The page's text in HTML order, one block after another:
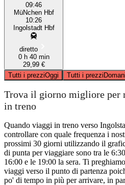
09:46
MüNchen Hbf
10:26
Ingolstadt Hbf
diretto
0 h 40 min
29,99 €
Tutti i prezziOggi Tutti i prezziDomani
Trova il giorno migliore per
in treno
Quando viaggi in treno verso
controllare con quale frequenza i
prossimi 30 giorni utilizzando il
di punta per viaggiare sono tra le
16:00 e le 19:00 la sera. Ti
viaggi verso il punto di partenza
po' di tempo in più per arrivare, in